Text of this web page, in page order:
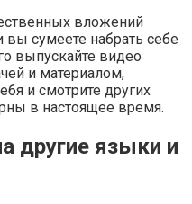
вложений
сумеете набрать себе
выпускайте видео
и материалом,
и смотрите других
в настоящее время.
другие языки и